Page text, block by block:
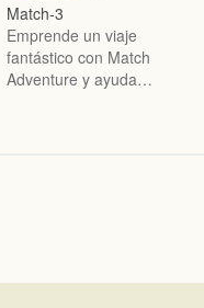
Match-3
Emprende un viaje
fantástico con Match
Adventure y ayuda…